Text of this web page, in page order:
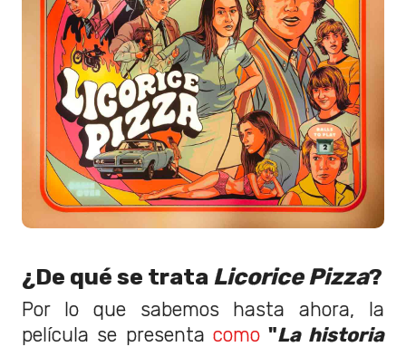
¿De qué se trata Licorice Pizza?
Por lo que sabemos hasta ahora, la
película se presentacomo "La historia